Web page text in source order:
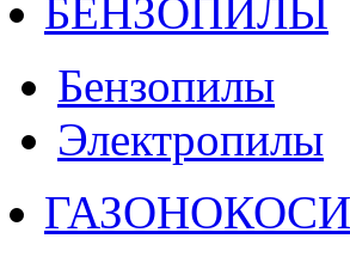
БЕНЗОПИЛЫ
Бензопилы
Электропилы